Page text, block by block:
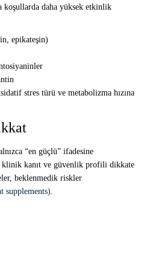
daha yüksek etkinlik
epikateşin)
stres türü ve metabolizma hızına
“en güçlü” ifadesine
kanıt ve güvenlik profili dikkate
beklenmedik riskler
supplements)